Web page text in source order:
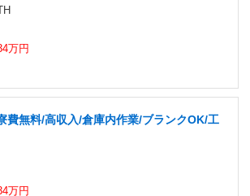
万円
費無料/高収入/倉庫内作業/ブランクOK/工
万円